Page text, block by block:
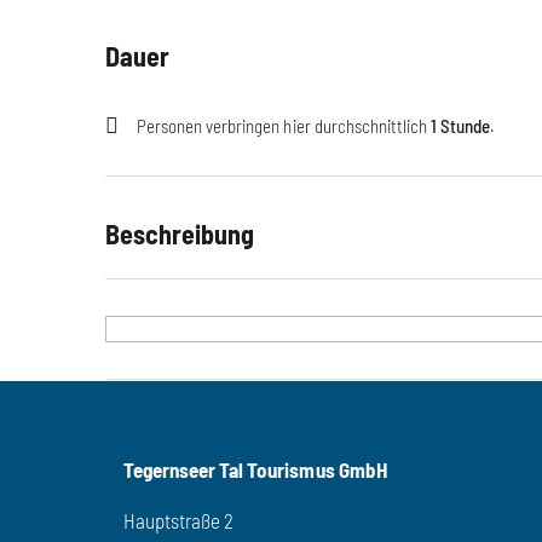
Dauer
Personen verbringen hier durchschnittlich1 Stunde.
Beschreibung
Tegernseer Tal Tourismus GmbH
Hauptstraße 2